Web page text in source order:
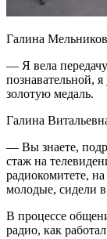
Галина
— Я вела
познавательной,
золотую медаль.
Галина
— Вы знаете,
стаж на
радиокомитете,
молодые, сидели в
В процессе
радио, как